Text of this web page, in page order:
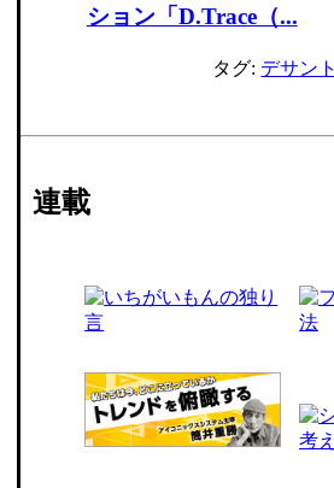
ション「D.Trace（...
タグ: デサント
連載